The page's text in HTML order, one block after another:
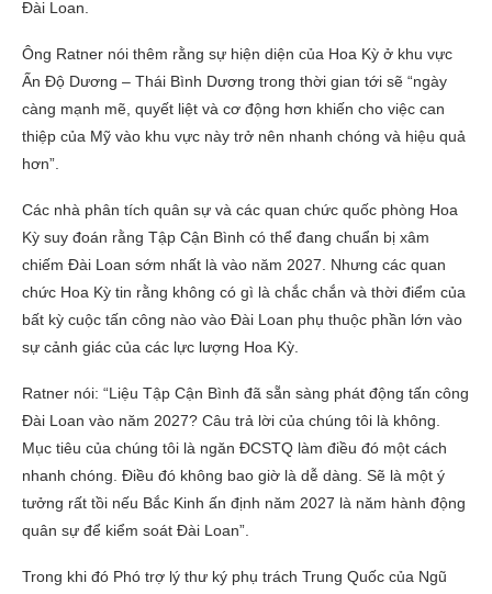
Đài Loan.
Ông Ratner nói thêm rằng sự hiện diện của Hoa Kỳ ở khu vực
Ấn Độ Dương – Thái Bình Dương trong thời gian tới sẽ “ngày
càng mạnh mẽ, quyết liệt và cơ động hơn khiến cho việc can
thiệp của Mỹ vào khu vực này trở nên nhanh chóng và hiệu quả
hơn”.
Các nhà phân tích quân sự và các quan chức quốc phòng Hoa
Kỳ suy đoán rằng Tập Cận Bình có thể đang chuẩn bị xâm
chiếm Đài Loan sớm nhất là vào năm 2027. Nhưng các quan
chức Hoa Kỳ tin rằng không có gì là chắc chắn và thời điểm của
bất kỳ cuộc tấn công nào vào Đài Loan phụ thuộc phần lớn vào
sự cảnh giác của các lực lượng Hoa Kỳ.
Ratner nói: “Liệu Tập Cận Bình đã sẵn sàng phát động tấn công
Đài Loan vào năm 2027? Câu trả lời của chúng tôi là không.
Mục tiêu của chúng tôi là ngăn ĐCSTQ làm điều đó một cách
nhanh chóng. Điều đó không bao giờ là dễ dàng. Sẽ là một ý
tưởng rất tồi nếu Bắc Kinh ấn định năm 2027 là năm hành động
quân sự để kiểm soát Đài Loan”.
Trong khi đó Phó trợ lý thư ký phụ trách Trung Quốc của Ngũ